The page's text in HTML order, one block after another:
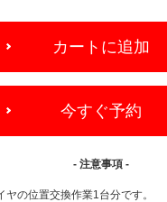
カートに追加
今すぐ予約
- 注意事項 -
ヤの位置交換作業1台分です。